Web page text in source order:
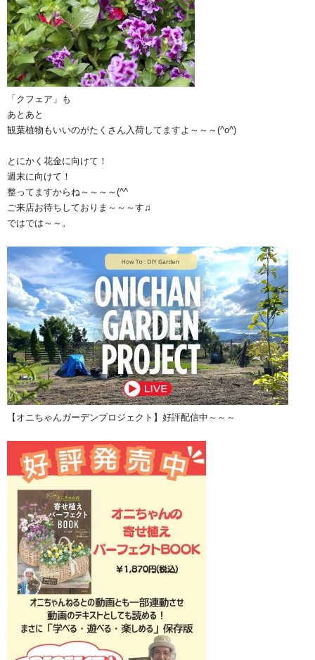
「クフェア」も
あとあと
観葉植物もいいのがたくさん入荷してますよ～～～(^o^)
とにかく花金に向けて！
週末に向けて！
整ってますからね～～～～(^^ゞ
ご来店お待ちしておりま～～～す♫
ではでは～～。
【オニちゃんガーデンプロジェクト】好評配信中～～～